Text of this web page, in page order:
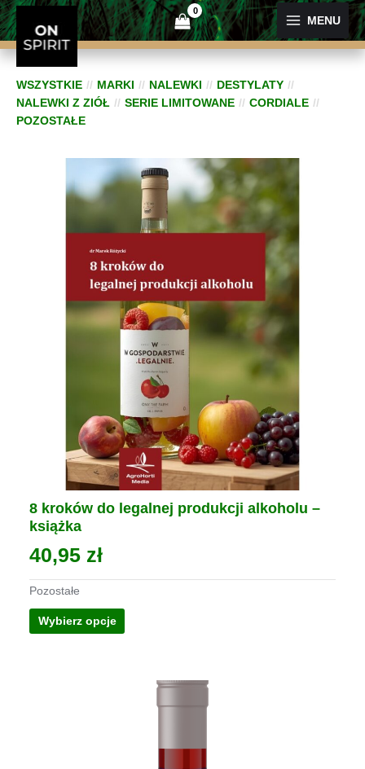
Przejdź
do
treści
MENU
WSZYSTKIE MARKI NALEWKI
DESTYLATY
NALEWKI Z ZIÓŁ
SERIE LIMITOWANE
CORDIALE
POZOSTAŁE
8 kroków do legalnej produkcji alkoholu –
książka
40,95 zł
Pozostałe
Wybierz opcje